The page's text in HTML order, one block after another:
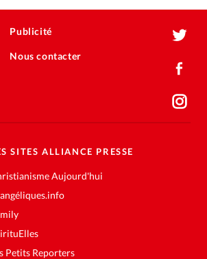
Publicité
Nous contacter
SITES ALLIANCE PRESSE
Aujourd'hui
Petits Reporters